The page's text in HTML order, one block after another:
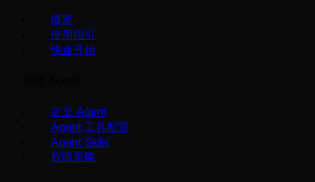
概览
使用指引
快速开始
定义 Agent
Agent 工具配置
Agent Skills
权限策略